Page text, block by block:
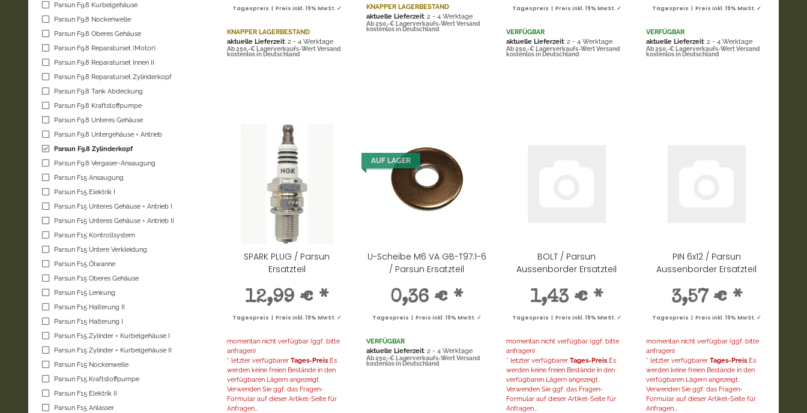
Tagespreis | Preis inkl. 19% MwSt. ✓
KNAPPER LAGERBESTAND
aktuelle Lieferzeit: 2 - 4 Werktage
Ab 250,-€ Lagerverkaufs-Wert Versand
kostenlos in Deutschland
KNAPPER LAGERBESTAND
aktuelle Lieferzeit: 2 - 4 Werktage
Ab 250,-€ Lagerverkaufs-Wert Versand
kostenlos in Deutschland
Tagespreis | Preis inkl. 19% MwSt. ✓
VERFÜGBAR
aktuelle Lieferzeit: 2 - 4 Werktage
Ab 250,-€ Lagerverkaufs-Wert Versand
kostenlos in Deutschland
Tagespreis | Preis inkl. 19% MwSt. ✓
VERFÜGBAR
aktuelle Lieferzeit: 2 - 4 Werktage
Ab 250,-€ Lagerverkaufs-Wert Versand
kostenlos in Deutschland
SPARK PLUG / Parsun
Ersatzteil
12,99 € *
Tagespreis | Preis inkl. 19% MwSt. ✓
momentan nicht verfügbar (ggf. bitte
anfragen)
* letzter verfügbarer Tages-PreisEs
werden keine freien Bestände in den
verfügbaren Lägern angezeigt.
Verwenden Sie ggf. das Fragen-
Formular auf dieser Artikel-Seite für
Anfragen...
AUF LAGER
U-Scheibe M6 VA GB-T97.1-6
/ Parsun Ersatzteil
0,36 € *
Tagespreis | Preis inkl. 19% MwSt. ✓
VERFÜGBAR
aktuelle Lieferzeit: 2 - 4 Werktage
Ab 250,-€ Lagerverkaufs-Wert Versand
kostenlos in Deutschland
BOLT / Parsun
Aussenborder Ersatzteil
1,43 € *
Tagespreis | Preis inkl. 19% MwSt. ✓
momentan nicht verfügbar (ggf. bitte
anfragen)
* letzter verfügbarerTages-Preis Es
werden keine freien Bestände in den
verfügbaren Lägern angezeigt.
Verwenden Sie ggf. das Fragen-
Formular auf dieser Artikel-Seite für
Anfragen...
PIN 6x12 / Parsun
Aussenborder Ersatzteil
3,57 € *
Tagespreis | Preis inkl. 19% MwSt. ✓
momentan nicht verfügbar (ggf. bitte
anfragen)
* letzter verfügbarerTages-Preis Es
werden keine freien Bestände in den
verfügbaren Lägern angezeigt.
Verwenden Sie ggf. das Fragen-
Formular auf dieser Artikel-Seite für
Anfragen...
Parsun F9.8 Kurbelgehäuse
Parsun F9.8 Nockenwelle
Parsun F9.8 Oberes Gehäuse
Parsun F9.8 Reparaturset (Motor)
Parsun F9.8 Reparaturset Innen II
Parsun F9.8 Reparaturset Zylinderkopf
Parsun F9.8 Tank Abdeckung
Parsun F9.8 Kraftstoffpumpe
Parsun F9.8 Unteres Gehäuse
Parsun F9.8 Untergehäuse + Antrieb
Parsun F9.8 Zylinderkopf
Parsun F9.8 Vergaser-Ansaugung
Parsun F15 Ansaugung
Parsun F15 Elektrik I
Parsun F15 Unteres Gehäuse + Antrieb I
Parsun F15 Unteres Gehäuse + Antrieb II
Parsun F15 Kontrollsystem
Parsun F15 Untere Verkleidung
Parsun F15 Ölwanne
Parsun F15 Oberes Gehäuse
Parsun F15 Lenkung
Parsun F15 Halterung II
Parsun F15 Halterung I
Parsun F15 Zylinder + Kurbelgehäuse I
Parsun F15 Zylinder + Kurbelgehäuse II
Parsun F15 Nockenwelle
Parsun F15 Kraftstoffpumpe
Parsun F15 Elektrik II
Parsun F15 Anlasser